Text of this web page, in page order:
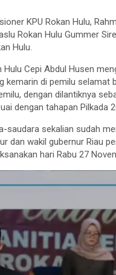
KPU Rokan Hulu,
Rokan Hulu Gummer
Hulu.
Hulu Cepi Abdul Husen
kemarin di pemilu selamat
dengan dilantiknya
dengan tahapan Pilkada
saudara sekalian sudah
dan wakil gubernur Riau
hari Rabu 27